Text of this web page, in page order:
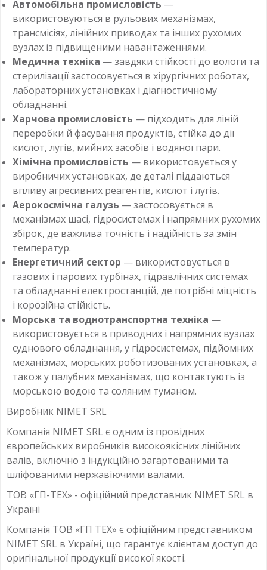
Автомобільна промисловість —
використовуються в рульових механізмах,
трансмісіях, лінійних приводах та інших рухомих
вузлах із підвищеними навантаженнями.
Медична техніка — завдяки стійкості до вологи та
стерилізації застосовується в хірургічних роботах,
лабораторних установках і діагностичному
обладнанні.
Харчова промисловість — підходить для ліній
переробки й фасування продуктів, стійка до дії
кислот, лугів, мийних засобів і водяної пари.
Хімічна промисловість — використовується у
виробничих установках, де деталі піддаються
впливу агресивних реагентів, кислот і лугів.
Аерокосмічна галузь — застосовується в
механізмах шасі, гідросистемах і напрямних рухомих
збірок, де важлива точність і надійність за змін
температур.
Енергетичний сектор — використовується в
газових і парових турбінах, гідравлічних системах
та обладнанні електростанцій, де потрібні міцність
і корозійна стійкість.
Морська та воднотранспортна техніка —
використовується в приводних і напрямних вузлах
суднового обладнання, у гідросистемах, підйомних
механізмах, морських роботизованих установках, а
також у палубних механізмах, що контактують із
морською водою та соляним туманом.
Виробник NIMET SRL
Компанія NIMET SRL є одним із провідних
європейських виробників високоякісних лінійних
валів, включно з індукційно загартованими та
шліфованими нержавіючими валами.
ТОВ «ГП-ТЕХ» - офіційний представник NIMET SRL в
Україні
Компанія ТОВ «ГП ТЕХ» є офіційним представником
NIMET SRL в Україні, що гарантує клієнтам доступ до
оригінальної продукції високої якості.